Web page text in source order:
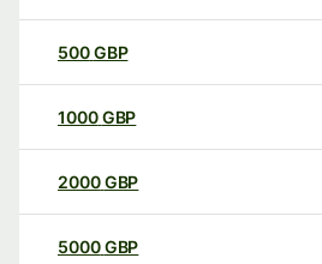
500GBP
1000GBP
2000GBP
5000GBP